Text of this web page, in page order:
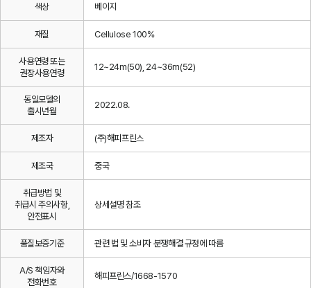
색상 베이지
재질 Cellulose 100%
사용연령 또는
권장사용연령
12~24m(50), 24~36m(52)
동일모델의
출시년월
2022.08.
제조자 (주)해피프린스
제조국 중국
취급방법 및
취급시 주의사항,
안전표시
상세설명 참조
품질보증기준 관련 법 및 소비자 분쟁해결 규정에 따름
A/S 책임자와
전화번호
해피프린스/1668-1570